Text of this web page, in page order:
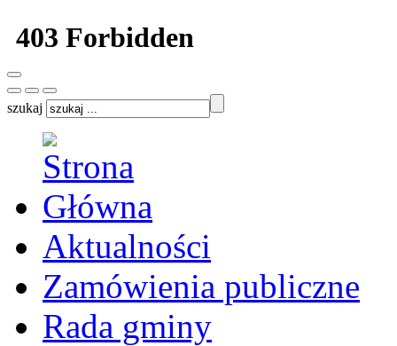
szukaj
Aktualności
Zamówienia publiczne
Rada gminy